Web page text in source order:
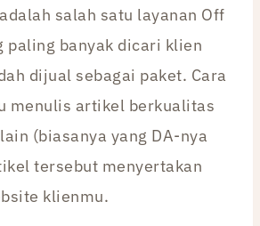
salah satu layanan Off
paling banyak dicari klien
dijual sebagai paket. Cara
menulis artikel berkualitas
(biasanya yang DA-nya
tersebut menyertakan
klienmu.